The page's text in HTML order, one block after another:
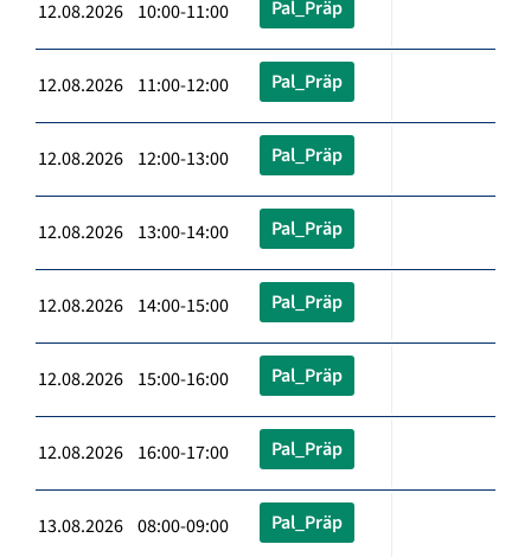
12.08.2026 10:00-11:00 Pal_Präp
12.08.2026 11:00-12:00 Pal_Präp
12.08.2026 12:00-13:00 Pal_Präp
12.08.2026 13:00-14:00 Pal_Präp
12.08.2026 14:00-15:00 Pal_Präp
12.08.2026 15:00-16:00 Pal_Präp
12.08.2026 16:00-17:00 Pal_Präp
13.08.2026 08:00-09:00 Pal_Präp